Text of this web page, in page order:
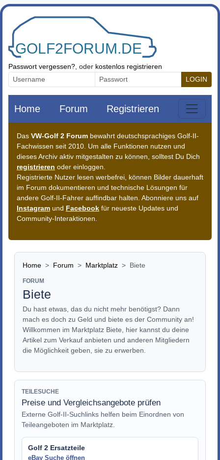
Zum Inhalt springen
Passwort vergessen? , oder kostenlos registrieren
LOGIN
Home Forum Registrieren
Das VW-Golf 2 Forum bewahrt deutschsprachiges Golf-II-
Fachwissen seit 2010. Um alle Funktionen nutzen und
dieses Archiv aktiv mitgestalten zu können, solltest Du Dich
registrieren oder einloggen.
Registrierte Nutzer lesen werbefrei, können Bilder dauerhaft
im Forum dokumentieren und technische Lösungen für
andere Golf-II-Fahrer auffindbar halten. Abonniere uns auf
Instagram und Facebook für neueste Updates und
Community-Interaktionen.
Home Forum Marktplatz Biete
FORUM
Biete
Du hast etwas, das du nicht mehr benötigst? Dann
mach es doch zu Geld und biete es der Community an!
Willkommen im Marktplatz Biete, hier kannst du deine
Artikel zum Verkauf anbieten und anderen Mitgliedern
die Möglichkeit geben, sie zu erwerben.
TEILESUCHE
Preise und Vergleichsangebote prüfen
Externe Golf-II-Suchlinks helfen beim Einordnen von
Teileangeboten im Marktplatz.
Golf 2 Ersatzteile
eBay Suche öffnen